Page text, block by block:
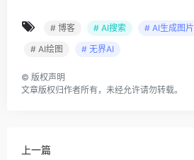
# 博客 # AI搜索 # AI生成图片
# AI绘图
# 无界AI
© 版权声明
文章版权归作者所有，未经允许请勿转载。
上一篇